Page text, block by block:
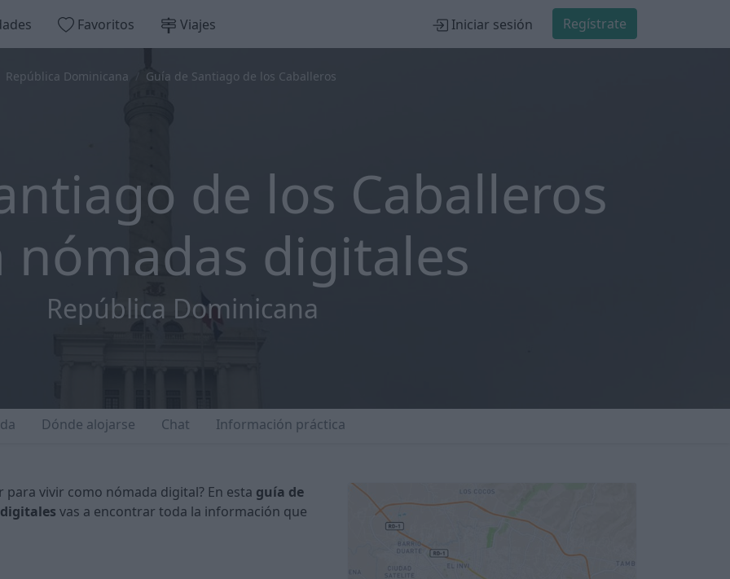
Favoritos Viajes Iniciar sesión Regístrate
República Dominicana Guía de Santiago de los Caballeros
de los Caballeros
nómadas digitales
República Dominicana
Dónde alojarse Chat Información práctica
vivir como nómada digital? En esta guía de
vas a encontrar toda la información que